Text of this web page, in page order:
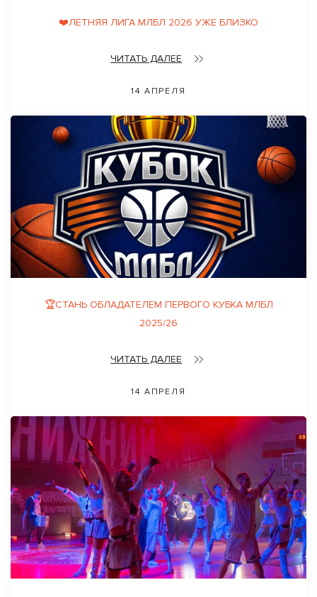
❤️ЛЕТНЯЯ ЛИГА МЛБЛ 2026 УЖЕ БЛИЗКО
ЧИТАТЬ ДАЛЕЕ
14 АПРЕЛЯ
🏆СТАНЬ ОБЛАДАТЕЛЕМ ПЕРВОГО КУБКА МЛБЛ
2025/26
ЧИТАТЬ ДАЛЕЕ
14 АПРЕЛЯ